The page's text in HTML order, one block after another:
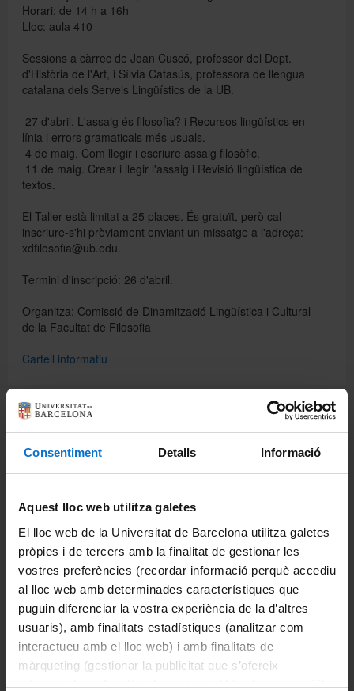
Consentiment Detalls Informació
Aquest lloc web utilitza galetes
El lloc web de la Universitat de Barcelona utilitza galetes
pròpies i de tercers amb la finalitat de gestionar les
vostres preferències (recordar informació perquè accediu
al lloc web amb determinades característiques que
puguin diferenciar la vostra experiència de la d’altres
usuaris), amb finalitats estadístiques (analitzar com
interactueu amb el lloc web) i amb finalitats de
màrqueting (gestionar la publicitat que s’ofereix
adequant-la en funció dels vostres hàbits de navegació).
Español
English
La Facultat
Horari: de 14 h a 16h
Lloc: aula 410
Sessions a càrrec de Joan Cuscó, professor del Dept.
d'Història de l'Art, i Sílvia Catasús, professora de llengua
catalana dels Serveis Lingüístics de la UB.
 27 d'abril. L'assaig és filosofia? i Recursos lingüístics en
línia i errors gramaticals més usuals.
 4 de maig. Com llegir i escriure assaig filosòfic.
 11 de maig. Crear i llegir l'assaig i Revisió lingüística de
textos.
El Taller està limitat a 25 places. És gratuït, però cal
inscriure-s'hi prèviament enviant un missatge a l'adreça:
xdfilosofia@ub.edu.
Termini d'inscripció: 26 d'abril.
Organitza: Comissió de Dinamització Lingüística i Cultural
de la Facultat de Filosofia
Cartell informatiu
Comparteix-ho:
Imprimeix
Intranet UB (PDI i PTGAS)
Campus Virtual
Alumni UB